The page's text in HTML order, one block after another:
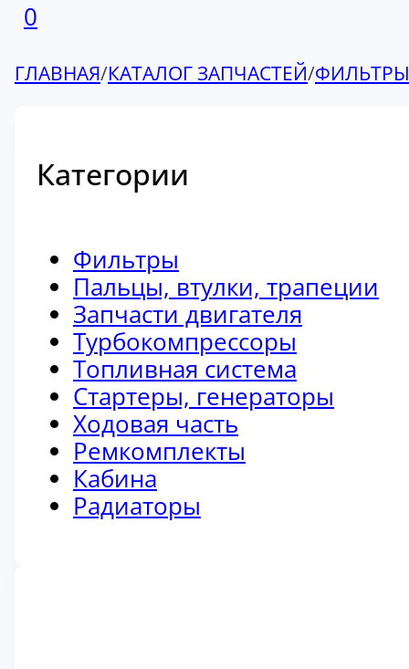
0
ГЛАВНАЯ/КАТАЛОГ ЗАПЧАСТЕЙ/ФИЛЬТРЫ
Категории
Фильтры
Пальцы, втулки, трапеции
Запчасти двигателя
Турбокомпрессоры
Топливная система
Стартеры, генераторы
Ходовая часть
Ремкомплекты
Кабина
Радиаторы